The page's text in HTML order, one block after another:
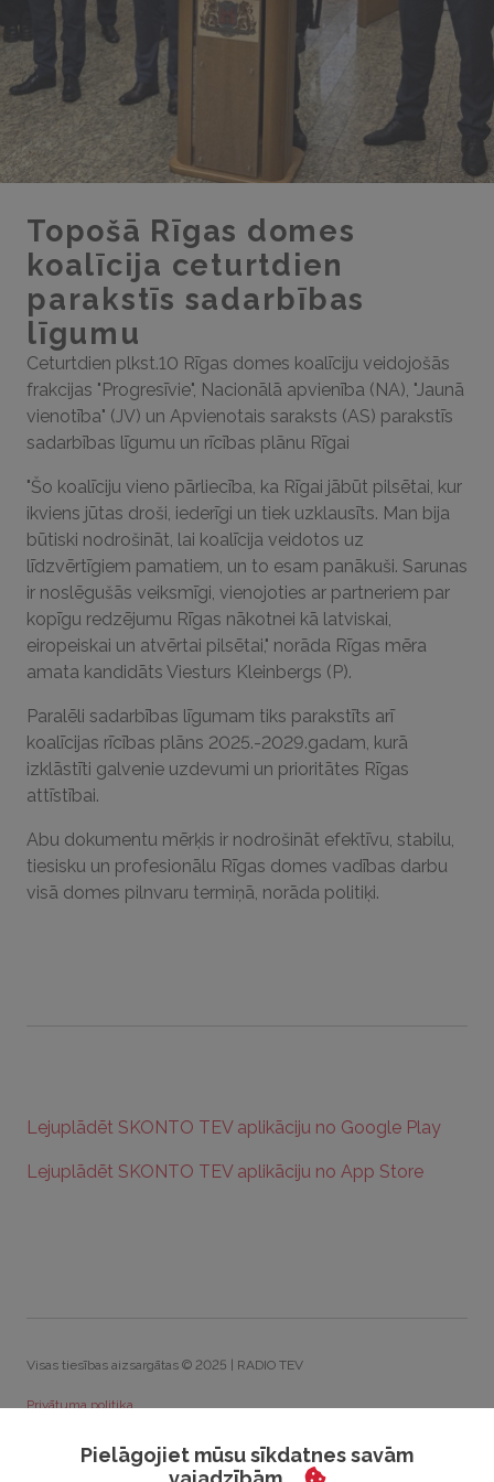
Topošā Rīgas domes
koalīcija ceturtdien
parakstīs sadarbības
līgumu
Ceturtdien plkst.10 Rīgas domes koalīciju veidojošās
frakcijas "Progresīvie", Nacionālā apvienība (NA), "Jaunā
vienotība" (JV) un Apvienotais saraksts (AS) parakstīs
sadarbības līgumu un rīcības plānu Rīgai
"Šo koalīciju vieno pārliecība, ka Rīgai jābūt pilsētai, kur
ikviens jūtas droši, iederīgi un tiek uzklausīts. Man bija
būtiski nodrošināt, lai koalīcija veidotos uz
līdzvērtīgiem pamatiem, un to esam panākuši. Sarunas
ir noslēgušās veiksmīgi, vienojoties ar partneriem par
kopīgu redzējumu Rīgas nākotnei kā latviskai,
eiropeiskai un atvērtai pilsētai," norāda Rīgas mēra
amata kandidāts Viesturs Kleinbergs (P).
Paralēli sadarbības līgumam tiks parakstīts arī
koalīcijas rīcības plāns 2025.-2029.gadam, kurā
izklāstīti galvenie uzdevumi un prioritātes Rīgas
attīstībai.
Abu dokumentu mērķis ir nodrošināt efektīvu, stabilu,
tiesisku un profesionālu Rīgas domes vadības darbu
visā domes pilnvaru termiņā, norāda politiķi.
Lejuplādēt SKONTO TEV aplikāciju no Google Play
Lejuplādēt SKONTO TEV aplikāciju no App Store
Visas tiesības aizsargātas © 2025 | RADIO TEV
Privātuma politika
Sīkdatņu politikaPielāgojiet mūsu sīkdatnes savām